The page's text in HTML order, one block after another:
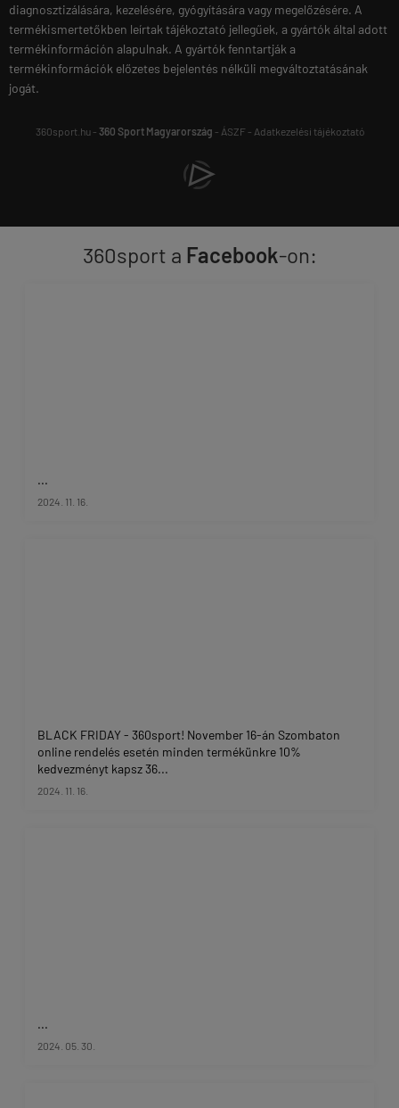
diagnosztizálására, kezelésére, gyógyítására vagy megelőzésére. A
termékismertetőkben leírtak tájékoztató jellegűek, a gyártók által adott
termékinformáción alapulnak. A gyártók fenntartják a
termékinformációk előzetes bejelentés nélküli megváltoztatásának
jogát.
360sport.hu - 360 Sport Magyarország - ÁSZF- Adatkezelési tájékoztató
360sport a Facebook-on:
...
2024. 11. 16.
BLACK FRIDAY - 360sport! November 16-án Szombaton
online rendelés esetén minden termékünkre 10%
kedvezményt kapsz 36...
2024. 11. 16.
...
2024. 05. 30.